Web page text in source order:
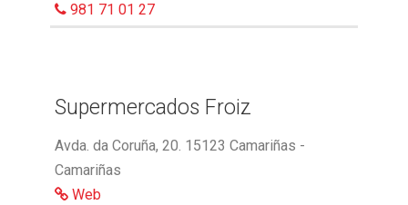
981 71 01 27
Supermercados Froiz
Avda. da Coruña, 20. 15123 Camariñas -
Camariñas
Web